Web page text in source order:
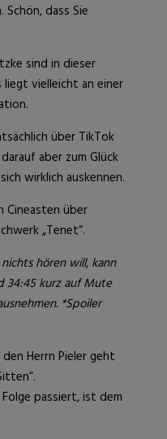
dass Sie
sind in dieser
liegt vielleicht an einer
über TikTok
aber zum Glück
wirklich auskennen.
Cineasten über
„Tenet“.
hören will, kann
34:45 kurz auf Mute
*Spoiler
Herrn Pieler geht
passiert, ist dem